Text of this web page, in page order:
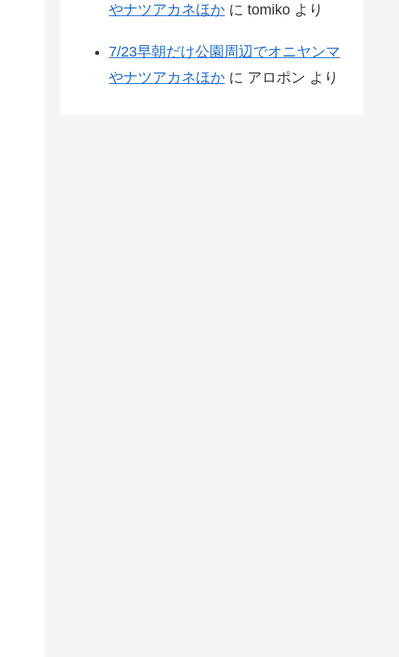
やナツアカネほか に tomiko より
7/23早朝だけ公園周辺でオニヤンマ
やナツアカネほか に アロポン より